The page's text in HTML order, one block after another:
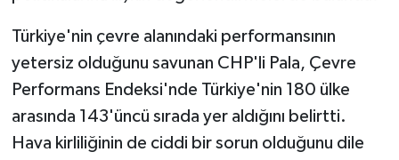
Türkiye'nin çevre alanındaki performansının
yetersiz olduğunu savunan CHP'li Pala, Çevre
Performans Endeksi'nde Türkiye'nin 180 ülke
arasında 143'üncü sırada yer aldığını belirtti.
Hava kirliliğinin de ciddi bir sorun olduğunu dile